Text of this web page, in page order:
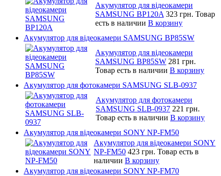
Акумулятор для відеокамери
SAMSUNG BP120A 323 грн. Товар
есть в наличии В корзину
Акумулятор для відеокамери SAMSUNG BP85SW
Акумулятор для відеокамери
SAMSUNG BP85SW 281 грн.
Товар есть в наличии В корзину
Акумулятор для фотокамери SAMSUNG SLB-0937
Акумулятор для фотокамери
SAMSUNG SLB-0937 221 грн.
Товар есть в наличии В корзину
Акумулятор для відеокамери SONY NP-FM50
Акумулятор для відеокамери SONY
NP-FM50 423 грн. Товар есть в
наличии В корзину
Акумулятор для відеокамери SONY NP-FM70